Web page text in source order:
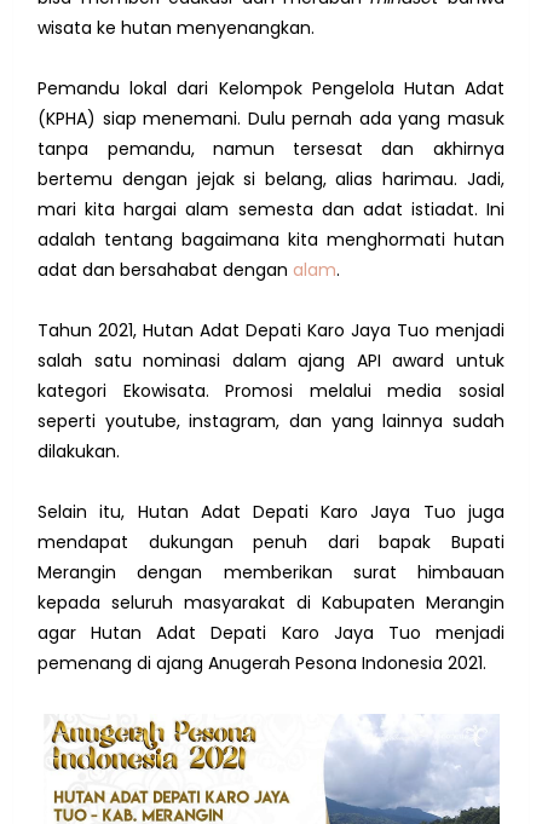
wisata ke hutan menyenangkan.
Pemandu lokal dari Kelompok Pengelola Hutan Adat
(KPHA) siap menemani. Dulu pernah ada yang masuk
tanpa pemandu, namun tersesat dan akhirnya
bertemu dengan jejak si belang, alias harimau. Jadi,
mari kita hargai alam semesta dan adat istiadat. Ini
adalah tentang bagaimana kita menghormati hutan
adat dan bersahabat dengan alam.
Tahun 2021,Hutan Adat Depati Karo Jaya Tuo menjadi
salah satu nominasi dalam ajang API award untuk
kategori Ekowisata. Promosi melalui media sosial
seperti youtube, instagram, dan yang lainnya sudah
dilakukan.
Selain itu, Hutan Adat Depati Karo Jaya Tuo juga
mendapat dukungan penuh dari bapak Bupati
Merangin dengan memberikan surat himbauan
kepada seluruh masyarakat di Kabupaten Merangin
agar Hutan Adat Depati Karo Jaya Tuo menjadi
pemenang di ajang Anugerah Pesona Indonesia 2021.